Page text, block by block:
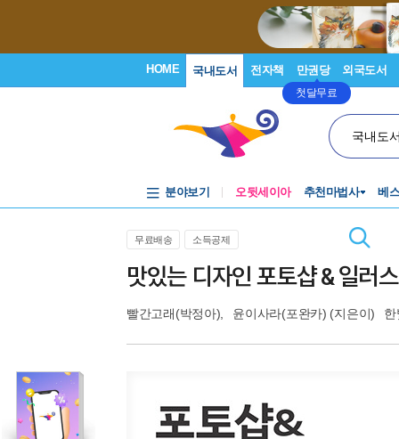
HOME 국내도서 전자책 만권당
첫달무료
외국도서
국내도
분야보기 오뒷세이아 추천마법사 베
무료배송 소득공제
맛있는 디자인 포토샵 & 일러
빨간고래(박정아) 윤이사라(포완카) (지은이)